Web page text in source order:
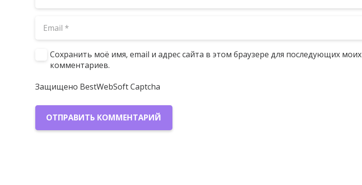
Сохранить моё имя, email и адрес сайта в этом браузере для последующих моих
комментариев.
Защищено BestWebSoft Captcha
ОТПРАВИТЬ КОММЕНТАРИЙ